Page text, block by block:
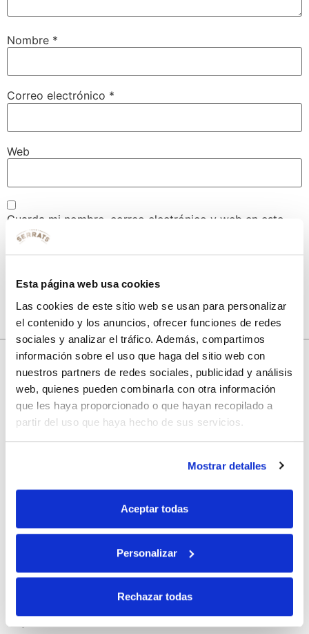
Esta página web usa cookies
Las cookies de este sitio web se usan para personalizar
el contenido y los anuncios, ofrecer funciones de redes
sociales y analizar el tráfico. Además, compartimos
información sobre el uso que haga del sitio web con
nuestros partners de redes sociales, publicidad y análisis
web, quienes pueden combinarla con otra información
que les haya proporcionado o que hayan recopilado a
partir del uso que haya hecho de sus servicios.
Mostrar detalles
Aceptar todas
Personalizar
Rechazar todas
Nombre *
Correo electrónico *
Web
Guarda mi nombre, correo electrónico y web en este
navegador para la próxima vez que comente.
10% de descuento
con tu primera compra.
disfruta deun 10% de descuentoen tu primera compra.
Si, he leído y acepto la política de protección de datos.
Responsable: HIJOS DE JOSÉ SERRATS S.A. Finalidad: tratamientos con